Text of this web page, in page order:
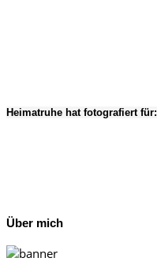
Heimatruhe hat fotografiert für:
Über mich